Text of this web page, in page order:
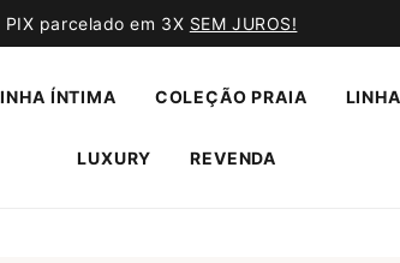
PIX parcelado em 3X SEM JUROS!
ÍNTIMA COLEÇÃO PRAIA
LUXURY REVENDA